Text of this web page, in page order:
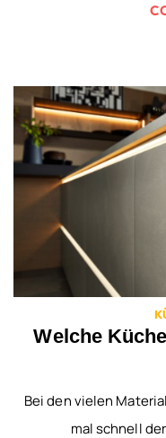
Welche
Bei den vielen
mal schnell